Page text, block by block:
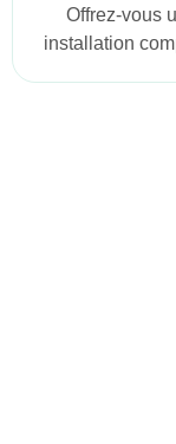
Offrez-vous
installation